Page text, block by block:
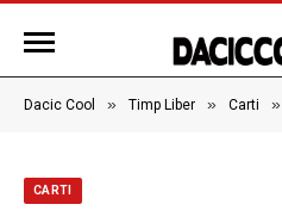
Dacic Cool » Timp Liber » Carti »
CARTI